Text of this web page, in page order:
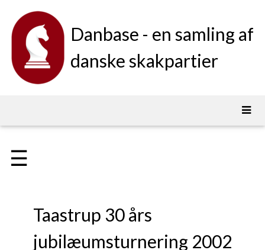
Danbase - en samling af
danske skakpartier
☰
Taastrup 30 års
jubilæumsturnering 2002